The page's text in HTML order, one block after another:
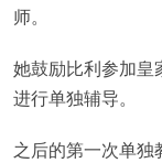
师。
她鼓励比利参加皇
进行单独辅导。
之后的第一次单独